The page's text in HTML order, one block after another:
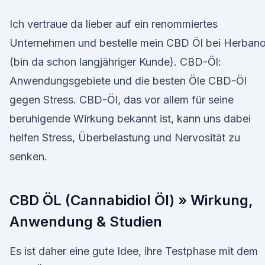
Ich vertraue da lieber auf ein renommiertes
Unternehmen und bestelle mein CBD Öl bei
(bin da schon langjähriger Kunde). CBD-Öl:
Anwendungsgebiete und die besten Öle CBD-Öl
gegen Stress. CBD-Öl, das vor allem für seine
beruhigende Wirkung bekannt ist, kann uns dabei
helfen Stress, Überbelastung und Nervosität zu
senken.
CBD ÖL (Cannabidiol Öl) » Wirkung,
Anwendung & Studien
Es ist daher eine gute Idee, ihre Testphase mit dem